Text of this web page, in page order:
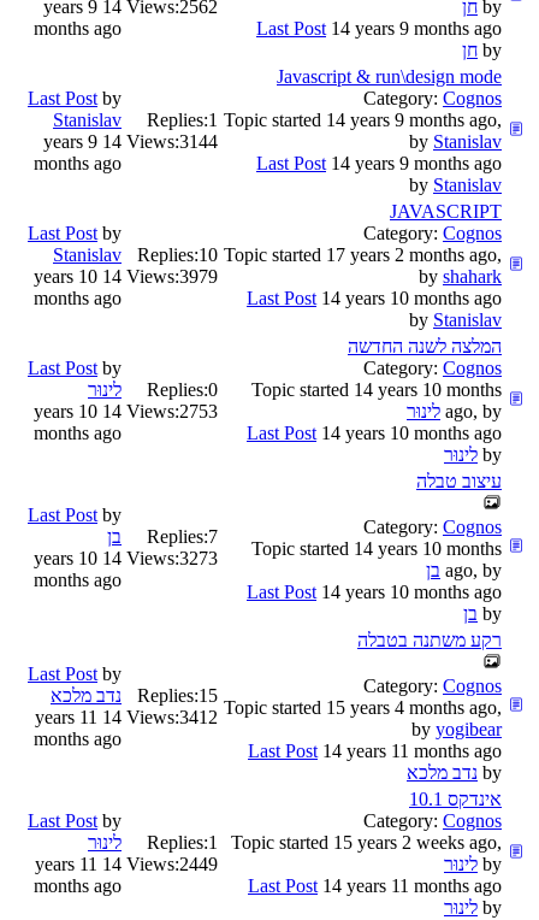
by חן
Last Post 14 years 9 months ago
by חן
Views:2562
14 years 9
months ago
Javascript & run\design mode
Category: Cognos
Topic started 14 years 9 months ago,
by Stanislav
Last Post 14 years 9 months ago
by Stanislav
Replies:1
Views:3144
Last Post by
Stanislav
14 years 9
months ago
JAVASCRIPT
Category: Cognos
Topic started 17 years 2 months ago,
by shahark
Last Post 14 years 10 months ago
by Stanislav
Replies:10
Views:3979
Last Post by
Stanislav
14 years 10
months ago
המלצה לשנה החדשה
Category: Cognos
Topic started 14 years 10 months
ago, by לינוּר
Last Post 14 years 10 months ago
by לינוּר
Replies:0
Views:2753
Last Post by
לינוּר
14 years 10
months ago
עיצוב טבלה
Category: Cognos
Topic started 14 years 10 months
ago, by בן
Last Post 14 years 10 months ago
by בן
Replies:7
Views:3273
Last Post by
בן
14 years 10
months ago
רקע משתנה בטבלה
Category: Cognos
Topic started 15 years 4 months ago,
by yogibear
Last Post 14 years 11 months ago
by נדב מלכא
Replies:15
Views:3412
Last Post by
נדב מלכא
14 years 11
months ago
אינדקס 10.1
Category: Cognos
Topic started 15 years 2 weeks ago,
by לינוּר
Last Post 14 years 11 months ago
by לינוּר
Replies:1
Views:2449
Last Post by
לינוּר
14 years 11
months ago